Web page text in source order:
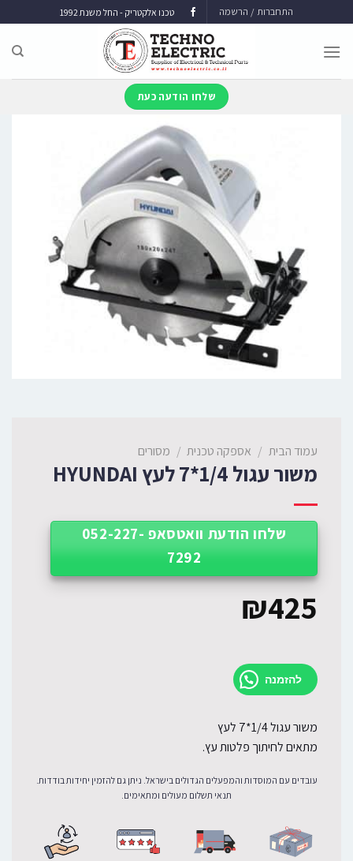
התחברות / הרשמה טכנו אלקטריק - החל משנת 1992
שלחו הודעה כעת
עמוד הבית / אספקה טכנית / מסורים
משור עגול 1/4*7 לעץ HYUNDAI
שלחו הודעת וואטסאפ 052-227-
7292
₪425
להזמנה
משור עגול 1/4*7 לעץ
מתאים לחיתוך פלטות עץ.
עובדים עם המוסדות והמפעלים הגדולים בישראל. ניתן גם להזמין יחידות בודדות.
תנאי תשלום מעולים ומתאימים.